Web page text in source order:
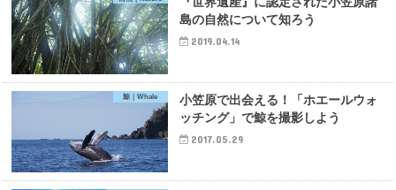
島の自然について知ろう
2019.04.14
鯨｜Whale
小笠原で出会える！「ホエールウォ
ッチング」で鯨を撮影しよう
2017.05.29